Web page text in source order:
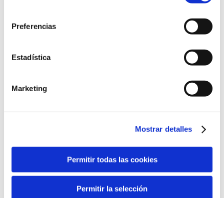
información que les haya proporcionado o que hayan
recopilado a partir del uso que haya hecho de sus
preferencias.
Preferencias
Estadística
Marketing
Mostrar detalles
Permitir todas las cookies
Permitir la selección
Convocatoria de ayudas
Convocatoria de ayudas para impulsar
la incorporación de tecnologías
innovadoras en entidades del tercer
sector, con el objetivo de acelerar la
transformación social en nuestro
territorio.